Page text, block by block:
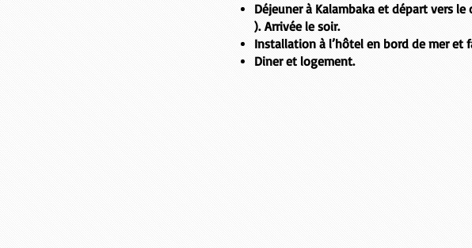
Déjeuner à Kalambaka et départ vers le
). Arrivée le soir.
Installation à l’hôtel en bord de mer et
Diner et logement.